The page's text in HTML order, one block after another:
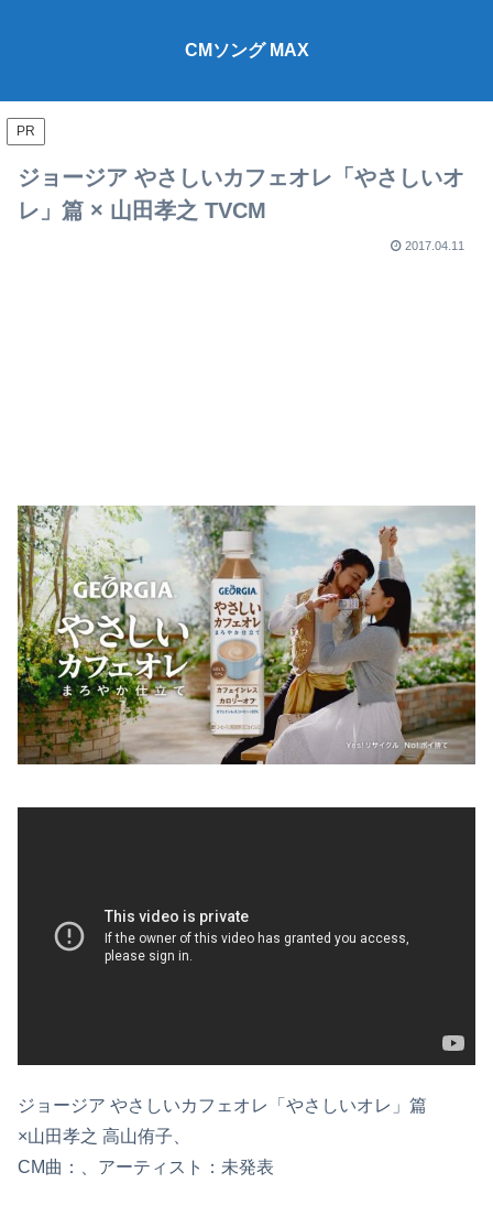
CMソング MAX
PR
ジョージア やさしいカフェオレ「やさしいオ
レ」篇 × 山田孝之 TVCM
2017.04.11
ジョージア やさしいカフェオレ「やさしいオレ」篇
×山田孝之 高山侑子、
CM曲：、アーティスト：未発表